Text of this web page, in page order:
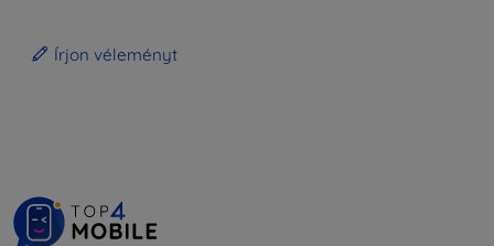
Írjon véleményt